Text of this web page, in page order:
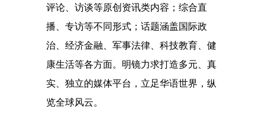
评论、访谈等原创资讯类内容；综合直
播、专访等不同形式；话题涵盖国际政
治、经济金融、军事法律、科技教育、健
康生活等各方面。明镜力求打造多元、真
实、独立的媒体平台，立足华语世界，纵
览全球风云。